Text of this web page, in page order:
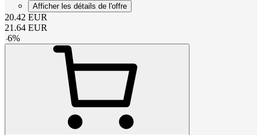
Afficher les détails de l'offre
20.42 EUR
21.64 EUR
-6%